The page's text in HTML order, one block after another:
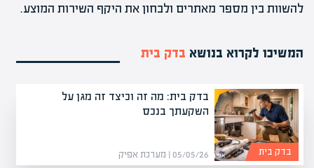
להשוות בין מספר מאתרים ולבחון את היקף השירות המוצע.
המשיכו לקרוא בנושא בדק בית
בדק בית: מה זה וכיצד זה מגן על
השקעתך בנכס
05/05/26 | מערכת אפיק בדק בית